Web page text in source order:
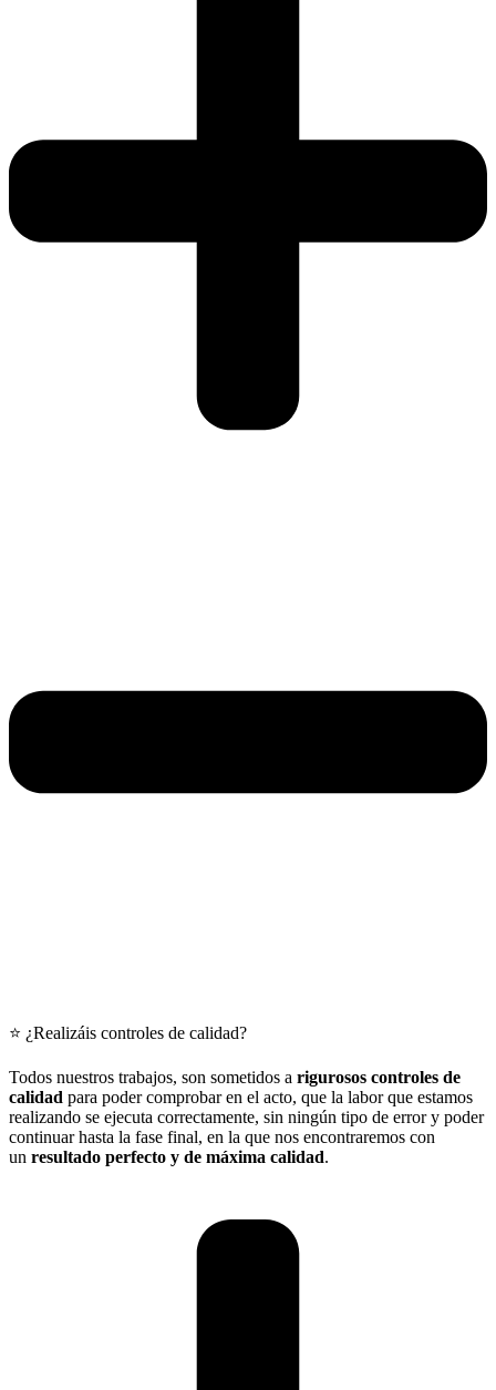
⭐ ¿Realizáis controles de calidad?
Todos nuestros trabajos, son sometidos a rigurosos controles de
calidad para poder comprobar en el acto, que la labor que estamos
realizando se ejecuta correctamente, sin ningún tipo de error y poder
continuar hasta la fase final, en la que nos encontraremos con
un resultado perfecto y de máxima calidad.